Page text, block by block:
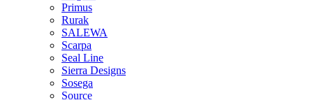
Primus
Rurak
SALEWA
Scarpa
Seal Line
Sierra Designs
Sosega
Source